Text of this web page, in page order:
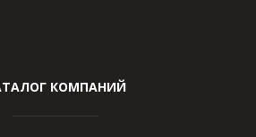
КОМПАНИЙ